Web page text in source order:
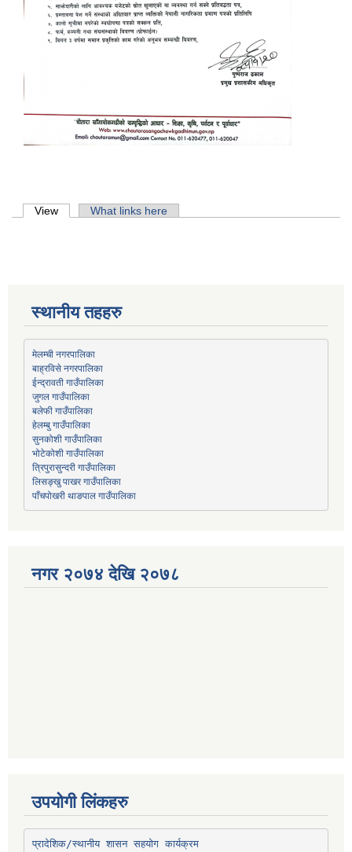
Primary tabs
View (active tab)What links here
स्थानीय तहहरु
मेलम्ची नगरपालिका
बाह्रविसे नगरपालिका
ईन्द्रावती गाउँपालिका
जुगल गाउँपालिका
बलेफी गाउँपालिका
हेलम्बु गाउँपालिका
सुनकोशी गाउँपालिका
भोटेकोशी गाउँपालिका
त्रिपुरासुन्दरी गाउँपालिका
लिसङ्खु पाखर गाउँपालिका
पाँचपोखरी थाङपाल गाउँपालिका
नगर २०७४ देखि २०७८
उपयोगी लिंकहरु
प्रादेशिक/स्थानीय शासन सहयोग कार्यक्रम